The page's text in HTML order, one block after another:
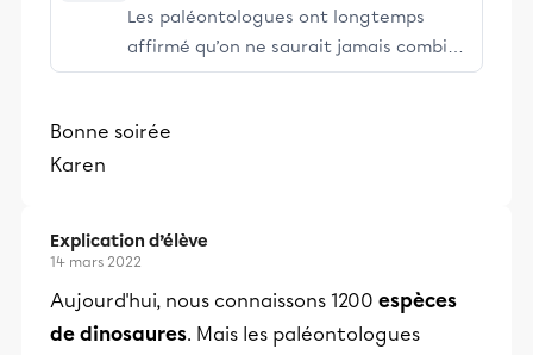
Les paléontologues ont longtemps
affirmé qu’on ne saurait jamais combien
de dinosaures ont habité la Terre depuis
chercheurs californiens viennent de
Bonne soirée
Karen
Explication d’élève
14 mars 2022
Aujourd'hui, nous connaissons 1200 espèces
de dinosaures. Mais les paléontologues